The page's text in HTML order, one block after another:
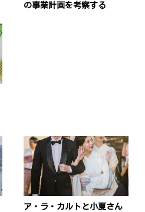
の事業計画を考察する
ア・ラ・カルトと小夏さん